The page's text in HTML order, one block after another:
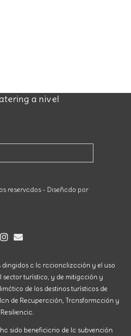
a nivel
reservados - Diseñado por
a la racionalización y el uso
sector turístico, y de mitigación y
de los destinos turísticos de
de Recuperación, Transformación y
Resiliencia.
ha sido beneficiario de la subvención